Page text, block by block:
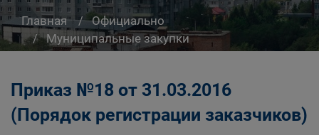
Главная
Официально
Муниципальные закупки
Информация для заказчиков
Приказ №18 от 31.03.2016
(Порядок регистрации заказчиков)